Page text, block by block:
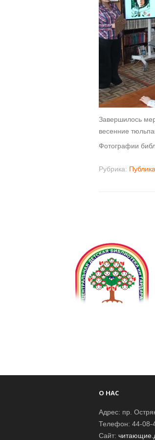
Завершилось
весенние
Фотографии
Рубрика:
О НАС
Адрес: пр.
Телефон: 44-08-
Сайт: